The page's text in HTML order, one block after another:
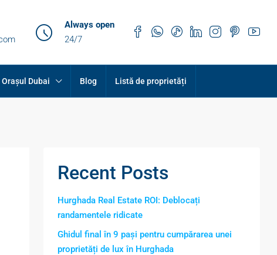
Always open
24/7
Orașul Dubai Blog Listă de proprietăți
Recent Posts
Hurghada Real Estate ROI: Deblocați
randamentele ridicate
Ghidul final în 9 pași pentru cumpărarea unei
proprietăți de lux în Hurghada